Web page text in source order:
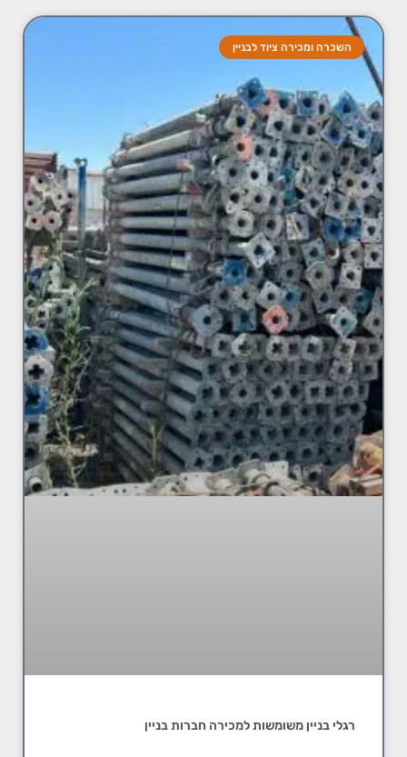
השכרה ומכירה ציוד לבניין
רגלי בניין משומשות למכירה חברות בניין